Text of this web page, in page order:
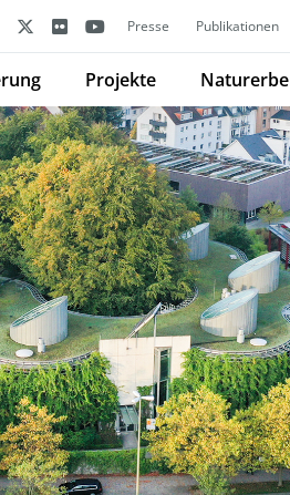
Presse Publikationen
Projekte Naturerbe